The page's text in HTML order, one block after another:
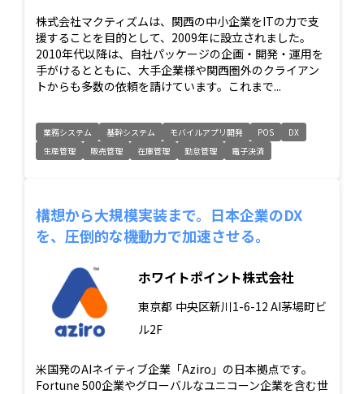
株式会社マクティズムは、関西の中小企業をITの力で支
援することを目的として、2009年に設立されました。
2010年代以降は、自社パッケージの企画・開発・運用を
手がけるとともに、大手企業様や関西圏外のクライアン
トからも多数の依頼を請けています。これまで...
業務システム 基幹システム モバイルアプリ開発 POS
DX
生産管理
販売管理 在庫管理 勤怠管理 電子決済
構想から大規模実装まで。日本企業のDX
を、圧倒的な機動力で加速させる。
ホワイトポイント株式会社
東京都 中央区新川1-6-12 AI茅場町ビ
ル2F
米国発のAIネイティブ企業「Aziro」の日本拠点です。
Fortune 500企業やグローバルなユニコーン企業を含む世